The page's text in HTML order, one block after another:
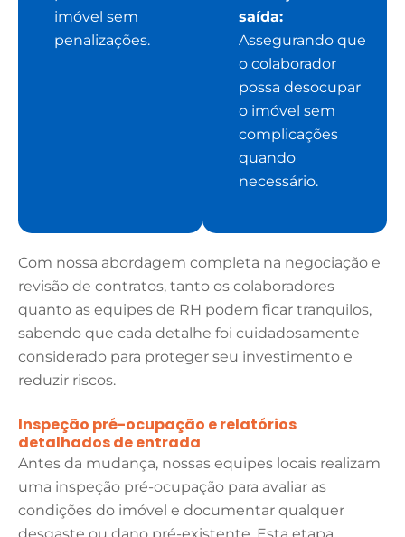
imóvel sem
penalizações.
saída:
Assegurando que
o colaborador
possa desocupar
o imóvel sem
complicações
quando
necessário.
Com nossa abordagem completa na negociação e
revisão de contratos, tanto os colaboradores
quanto as equipes de RH podem ficar tranquilos,
sabendo que cada detalhe foi cuidadosamente
considerado para proteger seu investimento e
reduzir riscos.
Inspeção pré-ocupação e relatórios
detalhados de entrada
Antes da mudança, nossas equipes locais realizam
uma inspeção pré-ocupação para avaliar as
condições do imóvel e documentar qualquer